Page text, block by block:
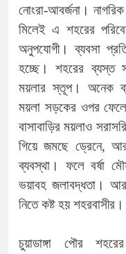
নোংরা-আবর্জনা।
মিলেই এ শহরের
অনুপযোগী। ব্যবসা
হচ্ছে। শহরের ব্যস্ত
ময়লার স্তূপ। অনেক
ময়লা সড়কের ওপর
বাসাবাড়ির ময়লাও
গিয়ে জমছে ড্রেনে,
ব্যবস্থা। ফলে বর্ষা
ভয়াবহ জলাবদ্ধতা।
নিতে কষ্ট হয় শহরবাসীর।
চুয়াডাঙ্গা পৌর